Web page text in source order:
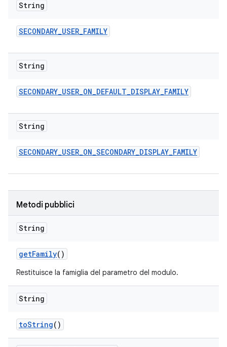
String
SECONDARY_USER_FAMILY
String
SECONDARY_USER_ON_DEFAULT_DISPLAY_FAMILY
String
SECONDARY_USER_ON_SECONDARY_DISPLAY_FAMILY
Metodi pubblici
String
getFamily()
Restituisce la famiglia del parametro del modulo.
String
toString()